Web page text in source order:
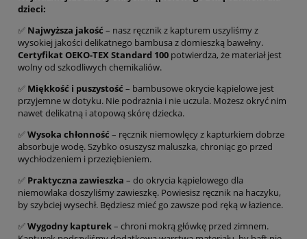
dzieci:
✅ Najwyższa jakość – nasz ręcznik z kapturem uszyliśmy z
wysokiej jakości delikatnego bambusa z domieszką bawełny.
Certyfikat OEKO-TEX Standard 100 potwierdza, że materiał jest
wolny od szkodliwych chemikaliów.
✅ Miękkość i puszystość – bambusowe okrycie kąpielowe jest
przyjemne w dotyku. Nie podrażnia i nie uczula. Możesz okryć nim
nawet delikatną i atopową skórę dziecka.
✅Wysoka chłonność – ręcznik niemowlęcy z kapturkiem dobrze
absorbuje wodę. Szybko osuszysz maluszka, chroniąc go przed
wychłodzeniem i przeziębieniem.
✅ Praktyczna zawieszka – do okrycia kąpielowego dla
niemowlaka doszyliśmy zawieszkę. Powiesisz ręcznik na haczyku,
by szybciej wysechł. Będziesz mieć go zawsze pod ręką w łazience.
✅Wygodny kapturek– chroni mokrą główkę przed zimnem.